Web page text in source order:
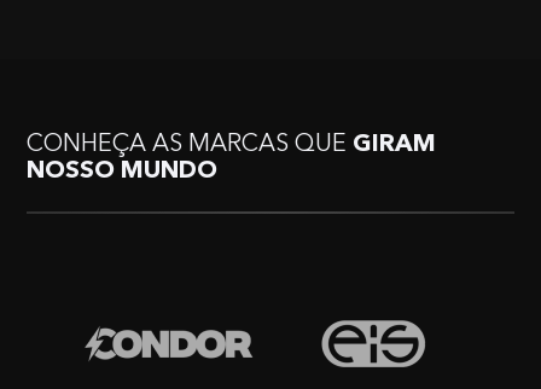
CONHEÇA AS MARCAS QUE GIRAM
NOSSO MUNDO